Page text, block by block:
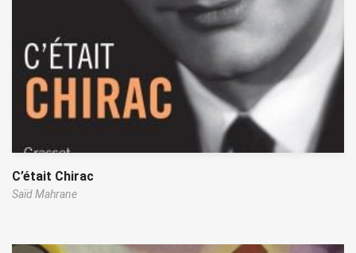
C’était Chirac
Saïd Mahrane